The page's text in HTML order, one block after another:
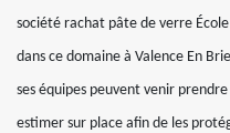
société rachat pâte de verre
dans ce domaine à Valence En
ses équipes peuvent venir
estimer sur place afin de les